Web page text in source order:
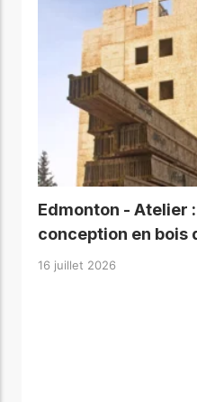
Edmonton - Atelier
conception en bois
16 juillet 2026